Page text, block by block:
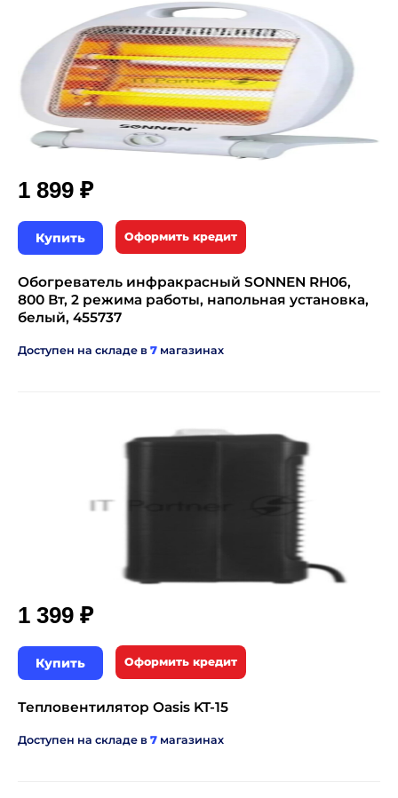
1 899 ₽
Купить Оформить кредит
Обогреватель инфракрасный SONNEN RH06,
800 Вт, 2 режима работы, напольная установка,
белый, 455737
Доступен на складе в 7 магазинах
1 399 ₽
Купить Оформить кредит
Тепловентилятор Oasis KT-15
Доступен на складе в 7 магазинах